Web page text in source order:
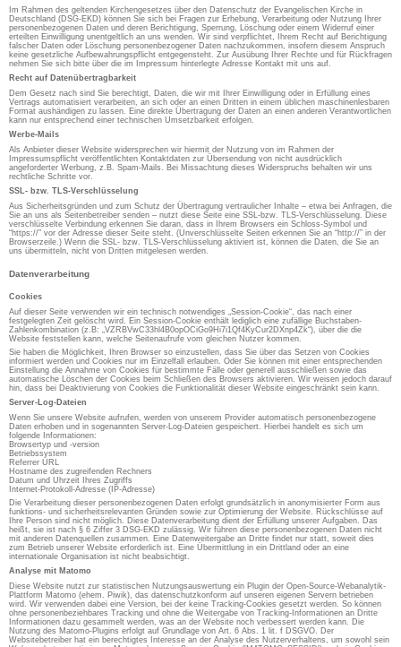
Im Rahmen des geltenden Kirchengesetzes über den Datenschutz der Evangelischen Kirche in
Deutschland (DSG-EKD) können Sie sich bei Fragen zur Erhebung, Verarbeitung oder Nutzung Ihrer
personenbezogenen Daten und deren Berichtigung, Sperrung, Löschung oder einem Widerruf einer
erteilten Einwilligung unentgeltlich an uns wenden. Wir sind verpflichtet, Ihrem Recht auf Berichtigung
falscher Daten oder Löschung personenbezogener Daten nachzukommen, insofern diesem Anspruch
keine gesetzliche Aufbewahrungspflicht entgegensteht. Zur Ausübung Ihrer Rechte und für Rückfragen
nehmen Sie sich bitte über die im Impressum hinterlegte Adresse Kontakt mit uns auf.
Recht auf Datenübertragbarkeit
Dem Gesetz nach sind Sie berechtigt, Daten, die wir mit Ihrer Einwilligung oder in Erfüllung eines
Vertrags automatisiert verarbeiten, an sich oder an einen Dritten in einem üblichen maschinenlesbaren
Format aushändigen zu lassen. Eine direkte Übertragung der Daten an einen anderen Verantwortlichen
kann nur entsprechend einer technischen Umsetzbarkeit erfolgen.
Werbe-Mails
Als Anbieter dieser Website widersprechen wir hiermit der Nutzung von im Rahmen der
Impressumspflicht veröffentlichten Kontaktdaten zur Übersendung von nicht ausdrücklich
angeforderter Werbung, z.B. Spam-Mails. Bei Missachtung dieses Widerspruchs behalten wir uns
rechtliche Schritte vor.
SSL- bzw. TLS-Verschlüsselung
Aus Sicherheitsgründen und zum Schutz der Übertragung vertraulicher Inhalte – etwa bei Anfragen, die
Sie an uns als Seitenbetreiber senden – nutzt diese Seite eine SSL-bzw. TLS-Verschlüsselung. Diese
verschlüsselte Verbindung erkennen Sie daran, dass in Ihrem Browsers ein Schloss-Symbol und
“https://” vor der Adresse dieser Seite steht. (Unverschlüsselte Seiten erkennen Sie an “http://” in der
Browserzeile.) Wenn die SSL- bzw. TLS-Verschlüsselung aktiviert ist, können die Daten, die Sie an
uns übermitteln, nicht von Dritten mitgelesen werden.
Datenverarbeitung
Cookies
Auf dieser Seite verwenden wir ein technisch notwendiges „Session-Cookie“, das nach einer
festgelegten Zeit gelöscht wird. Ein Session-Cookie enthält lediglich eine zufällige Buchstaben-
Zahlenkombination (z.B: „VZRBVwC33hl4B0opOCiGo9Hi7i1Qf4KyCur2DXnp4Zk“), über die die
Website feststellen kann, welche Seitenaufrufe vom gleichen Nutzer kommen.
Sie haben die Möglichkeit, Ihren Browser so einzustellen, dass Sie über das Setzen von Cookies
informiert werden und Cookies nur im Einzelfall erlauben. Oder Sie können mit einer entsprechenden
Einstellung die Annahme von Cookies für bestimmte Fälle oder generell ausschließen sowie das
automatische Löschen der Cookies beim Schließen des Browsers aktivieren. Wir weisen jedoch darauf
hin, dass bei Deaktivierung von Cookies die Funktionalität dieser Website eingeschränkt sein kann.
Server-Log-Dateien
Wenn Sie unsere Website aufrufen, werden von unserem Provider automatisch personenbezogene
Daten erhoben und in sogenannten Server-Log-Dateien gespeichert. Hierbei handelt es sich um
folgende Informationen:
Browsertyp und -version
Betriebssystem
Referrer URL
Hostname des zugreifenden Rechners
Datum und Uhrzeit Ihres Zugriffs
Internet-Protokoll-Adresse (IP-Adresse)
Die Verarbeitung dieser personenbezogenen Daten erfolgt grundsätzlich in anonymisierter Form aus
funktions- und sicherheitsrelevanten Gründen sowie zur Optimierung der Website. Rückschlüsse auf
Ihre Person sind nicht möglich. Diese Datenverarbeitung dient der Erfüllung unserer Aufgaben. Das
heißt, sie ist nach § 6 Ziffer 3 DSG-EKD zulässig. Wir führen diese personenbezogenen Daten nicht
mit anderen Datenquellen zusammen. Eine Datenweitergabe an Dritte findet nur statt, soweit dies
zum Betrieb unserer Website erforderlich ist. Eine Übermittlung in ein Drittland oder an eine
internationale Organisation ist nicht beabsichtigt.
Analyse mit Matomo
Diese Website nutzt zur statistischen Nutzungsauswertung ein Plugin der Open-Source-Webanalytik-
Plattform Matomo (ehem. Piwik), das datenschutzkonform auf unseren eigenen Servern betrieben
wird. Wir verwenden dabei eine Version, bei der keine Tracking-Cookies gesetzt werden. So können
ohne personenbeziehbares Tracking und ohne die Weitergabe von Tracking-Informationen an Dritte
Informationen dazu gesammelt werden, was an der Website noch verbessert werden kann. Die
Nutzung des Matomo-Plugins erfolgt auf Grundlage von Art. 6 Abs. 1 lit. f DSGVO. Der
Websitebetreiber hat ein berechtigtes Interesse an der Analyse des Nutzerverhaltens, um sowohl sein